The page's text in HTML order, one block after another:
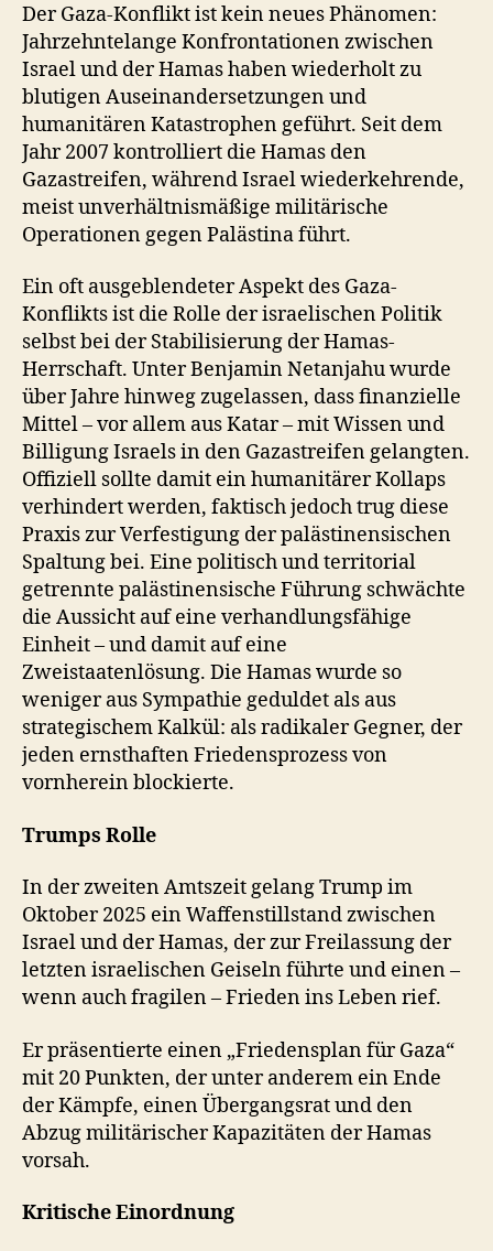
Der Gaza-Konflikt ist kein neues Phänomen:
Jahrzehntelange Konfrontationen zwischen
Israel und der Hamas haben wiederholt zu
blutigen Auseinandersetzungen und
humanitären Katastrophen geführt. Seit dem
Jahr 2007 kontrolliert die Hamas den
Gazastreifen, während Israel wiederkehrende,
meist unverhältnismäßige militärische
Operationen gegen Palästina führt.
Ein oft ausgeblendeter Aspekt des Gaza-
Konflikts ist die Rolle der israelischen Politik
selbst bei der Stabilisierung der Hamas-
Herrschaft. Unter Benjamin Netanjahu wurde
über Jahre hinweg zugelassen, dass finanzielle
Mittel – vor allem aus Katar – mit Wissen und
Billigung Israels in den Gazastreifen gelangten.
Offiziell sollte damit ein humanitärer Kollaps
verhindert werden, faktisch jedoch trug diese
Praxis zur Verfestigung der palästinensischen
Spaltung bei. Eine politisch und territorial
getrennte palästinensische Führung schwächte
die Aussicht auf eine verhandlungsfähige
Einheit – und damit auf eine
Zweistaatenlösung. Die Hamas wurde so
weniger aus Sympathie geduldet als aus
strategischem Kalkül: als radikaler Gegner, der
jeden ernsthaften Friedensprozess von
vornherein blockierte.
Trumps Rolle
In der zweiten Amtszeit gelang Trump im
Oktober 2025 ein Waffenstillstand zwischen
Israel und der Hamas, der zur Freilassung der
letzten israelischen Geiseln führte und einen –
wenn auch fragilen – Frieden ins Leben rief.
Er präsentierte einen „Friedensplan für Gaza“
mit 20 Punkten, der unter anderem ein Ende
der Kämpfe, einen Übergangsrat und den
Abzug militärischer Kapazitäten der Hamas
vorsah.
Kritische Einordnung